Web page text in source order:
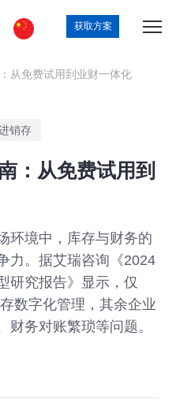
获取方案
从免费试用到业财一体化
销存
：从免费试用到
环境中，库存与财务的
力。据艾瑞咨询《2024
研究报告》显示，仅
数字化管理，其余企业
财务对账繁琐等问题。